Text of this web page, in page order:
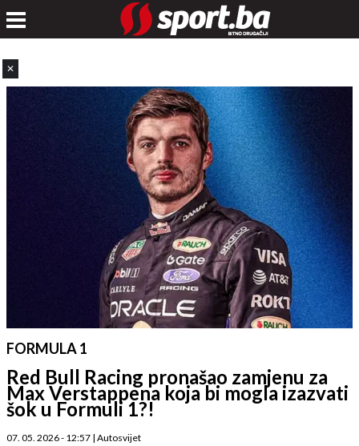
✕
FORMULA 1
Red Bull Racing pronašao zamjenu za
Max Verstappena koja bi mogla izazvati
šok u Formuli 1?!
07. 05. 2026 - 12:57 | Autosvijet